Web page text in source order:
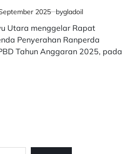
2025 bygladoil
Utara menggelar Rapat
Penyerahan Ranperda
Tahun Anggaran 2025, pada